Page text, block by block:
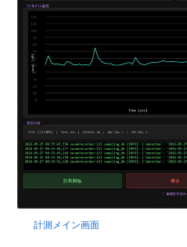
計測メイン画面